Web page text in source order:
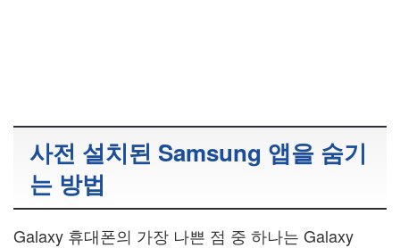
사전 설치된 Samsung 앱을 숨기
는 방법
Galaxy 휴대폰의 가장 나쁜 점 중 하나는 Galaxy